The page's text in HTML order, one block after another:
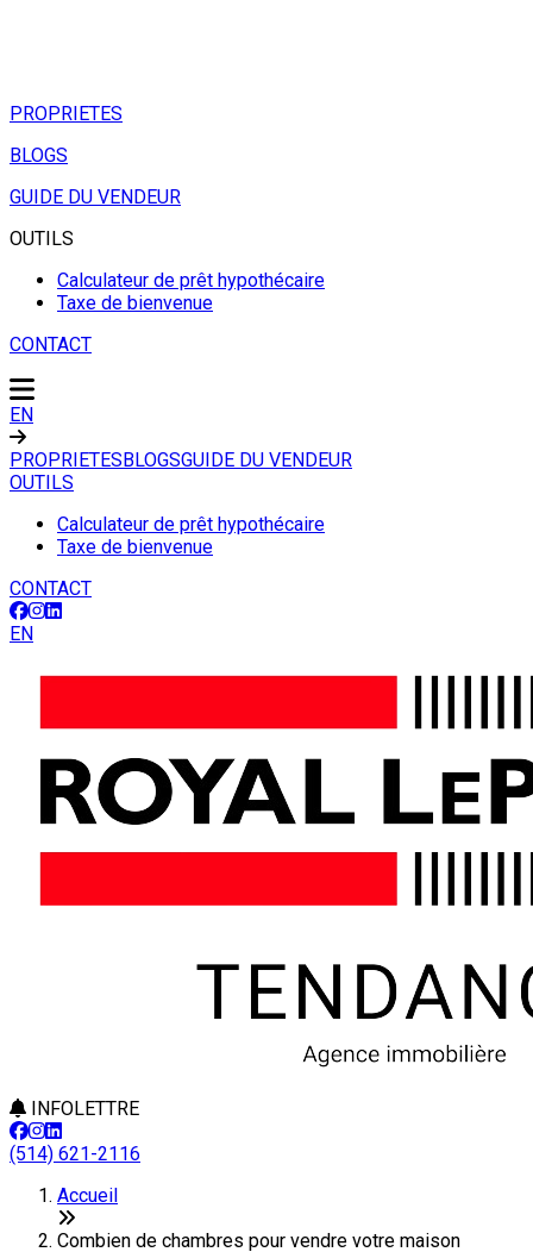
PROPRIETES
BLOGS
GUIDE DU VENDEUR
OUTILS
Calculateur de prêt hypothécaire
Taxe de bienvenue
CONTACT
EN
PROPRIETESBLOGSGUIDE DU VENDEUR
OUTILS
Calculateur de prêt hypothécaire
Taxe de bienvenue
CONTACT
EN
INFOLETTRE
(514) 621-2116
Accueil
Combien de chambres pour vendre votre maison